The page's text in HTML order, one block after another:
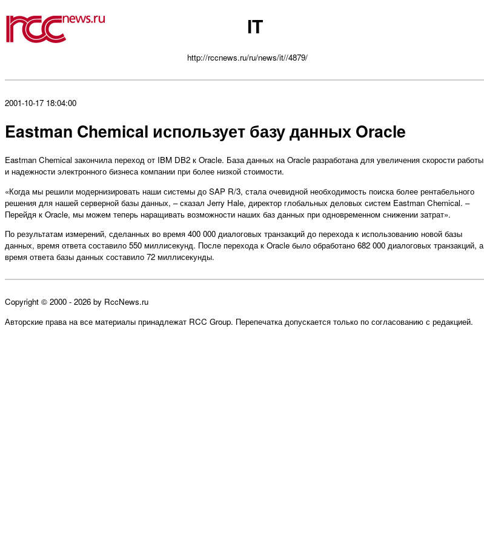
IT
http://rccnews.ru/ru/news/it//4879/
2001-10-17 18:04:00
Eastman Chemical использует базу данных Oracle
Eastman Chemical закончила переход от IBM DB2 к Oracle. База данных на Oracle разработана для увеличения скорости работы
и надежности электронного бизнеса компании при более низкой стоимости.
«Когда мы решили модернизировать наши системы до SAP R/3, стала очевидной необходимость поиска более рентабельного
решения для нашей серверной базы данных, – сказал Jerry Hale, директор глобальных деловых систем Eastman Chemical. –
Перейдя к Oracle, мы можем теперь наращивать возможности наших баз данных при одновременном снижении затрат».
По результатам измерений, сделанных во время 400 000 диалоговых транзакций до перехода к использованию новой базы
данных, время ответа составило 550 миллисекунд. После перехода к Oracle было обработано 682 000 диалоговых транзакций, а
время ответа базы данных составило 72 миллисекунды.
Copyright © 2000 - 2026 by RccNews.ru
Авторские права на все материалы принадлежат RCC Group. Перепечатка допускается только по согласованию с редакцией.